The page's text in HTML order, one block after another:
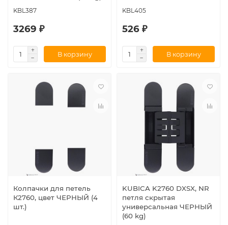
KBL387
3269 ₽
В корзину
KBL405
526 ₽
В корзину
Колпачки для петель
К2760, цвет ЧЕРНЫЙ (4
шт.)
KUBICA K2760 DXSX, NR
петля скрытая
универсальная ЧЕРНЫЙ
(60 kg)